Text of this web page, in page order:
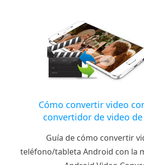
Cómo convertir video
convertidor de video
Guía de cómo convertir
teléfono/tableta Android con la